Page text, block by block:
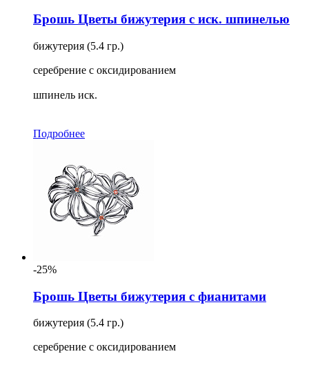
Брошь Цветы бижутерия с иск. шпинелью
бижутерия (5.4 гр.)
серебрение с оксидированием
шпинель иск.
Подробнее
-25%
Брошь Цветы бижутерия с фианитами
бижутерия (5.4 гр.)
серебрение с оксидированием